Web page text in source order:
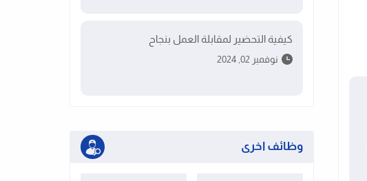
كيفية التحضير لمقابلة العمل بنجاح
نوفمبر 02, 2024
وظائف اخرى